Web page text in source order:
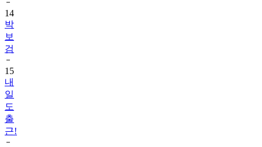
14
박
보
검
15
내
일
도
출
근!